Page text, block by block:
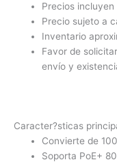
Precios incluyen
Precio sujeto a
Inventario
Favor de
envío y
Caracter?sticas
Convierte de
Soporta PoE+